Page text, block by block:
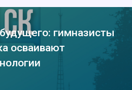
гимназисты
осваивают